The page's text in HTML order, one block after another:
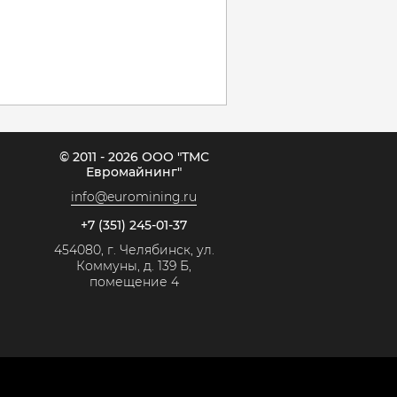
© 2011 - 2026 ООО "ТМС
Евромайнинг"
info@euromining.ru
+7 (351) 245-01-37
454080, г. Челябинск, ул.
Коммуны, д. 139 Б,
помещение 4